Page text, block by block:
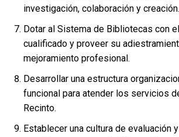
investigación, colaboración y creación.
Dotar al Sistema de Bibliotecas con
cualificado y proveer su
mejoramiento profesional.
Desarrollar una estructura
funcional para atender los servicios
Recinto.
Establecer una cultura de evaluación